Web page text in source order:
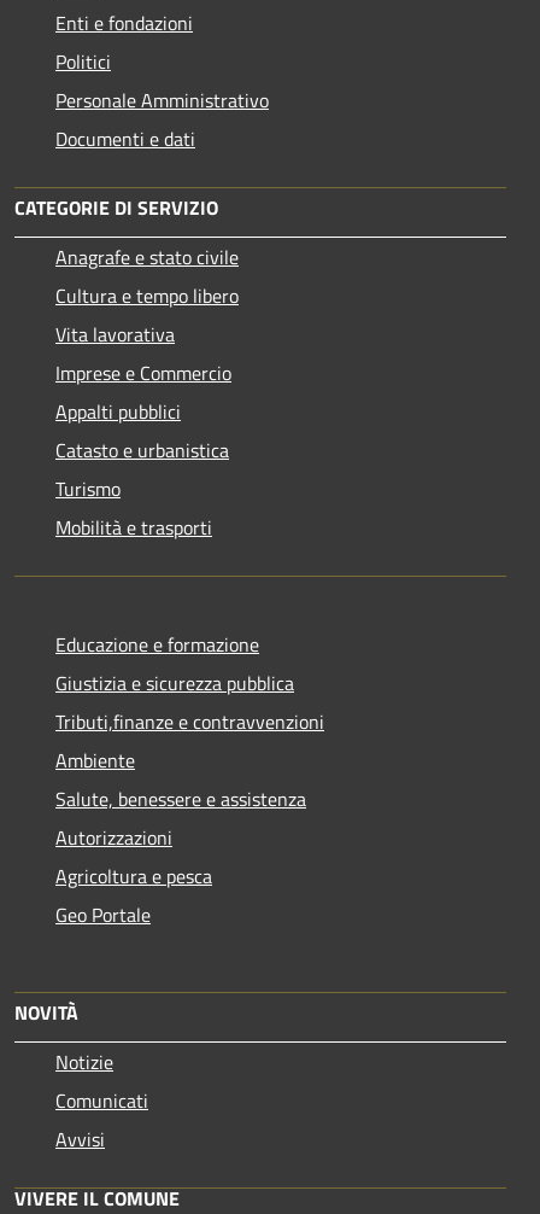
Enti e fondazioni
Politici
Personale Amministrativo
Documenti e dati
CATEGORIE DI SERVIZIO
Anagrafe e stato civile
Cultura e tempo libero
Vita lavorativa
Imprese e Commercio
Appalti pubblici
Catasto e urbanistica
Turismo
Mobilità e trasporti
Educazione e formazione
Giustizia e sicurezza pubblica
Tributi,finanze e contravvenzioni
Ambiente
Salute, benessere e assistenza
Autorizzazioni
Agricoltura e pesca
Geo Portale
NOVITÀ
Notizie
Comunicati
Avvisi
VIVERE IL COMUNE